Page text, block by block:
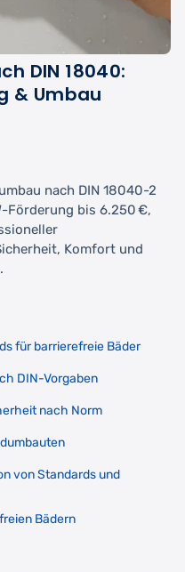
DIN 18040:
& Umbau
nach DIN 18040-2
Förderung bis 6.250 €,
Komfort und
für barrierefreie Bäder
DIN-Vorgaben
nach Norm
von Standards und
Bädern